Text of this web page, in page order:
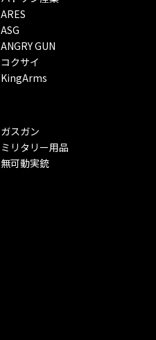
ARES
ASG
ANGRY GUN
コクサイ
KingArms
ガスガン
ミリタリー用品
無可動実銃